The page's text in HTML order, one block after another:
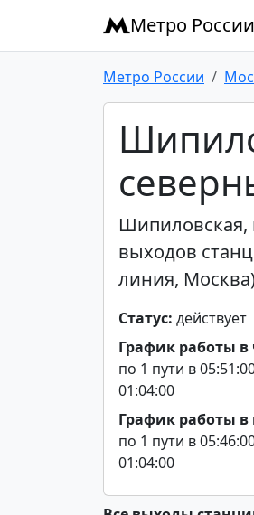
Метро России
Метро России
Шипиловская,
выходов
линия,
Статус: действует
График работы
по 1 пути в
01:04:00
График работы
по 1 пути в
01:04:00